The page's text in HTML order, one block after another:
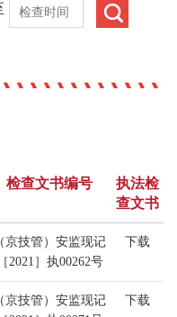
检查文书编号
执法检
查文书
（京技管）安监现记
［2021］执00262号
下载
（京技管）安监现记
下载